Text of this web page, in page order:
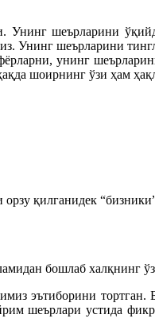
шеърларини
Унинг шеърларини
унинг
шоирнинг ўзи ҳам
қилганидек
бошлаб халқнинг
эътиборини
шеърлари устида